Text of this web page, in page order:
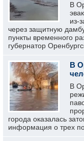
В
из-
через защитную
пункты временного
губернатор
В
В
города оказалась
информация о трех